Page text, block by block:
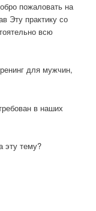
пожаловать на
Эту практику со
всю
для мужчин,
в наших
эту тему?